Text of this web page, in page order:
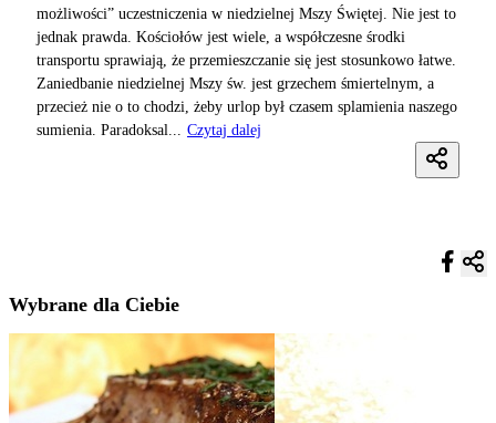
możliwości” uczestniczenia w niedzielnej Mszy Świętej. Nie jest to
jednak prawda. Kościołów jest wiele, a współczesne środki
transportu sprawiają, że przemieszczanie się jest stosunkowo łatwe.
Zaniedbanie niedzielnej Mszy św. jest grzechem śmiertelnym, a
przecież nie o to chodzi, żeby urlop był czasem splamienia naszego
sumienia. Paradoksal...
Czytaj dalej
Wybrane dla Ciebie